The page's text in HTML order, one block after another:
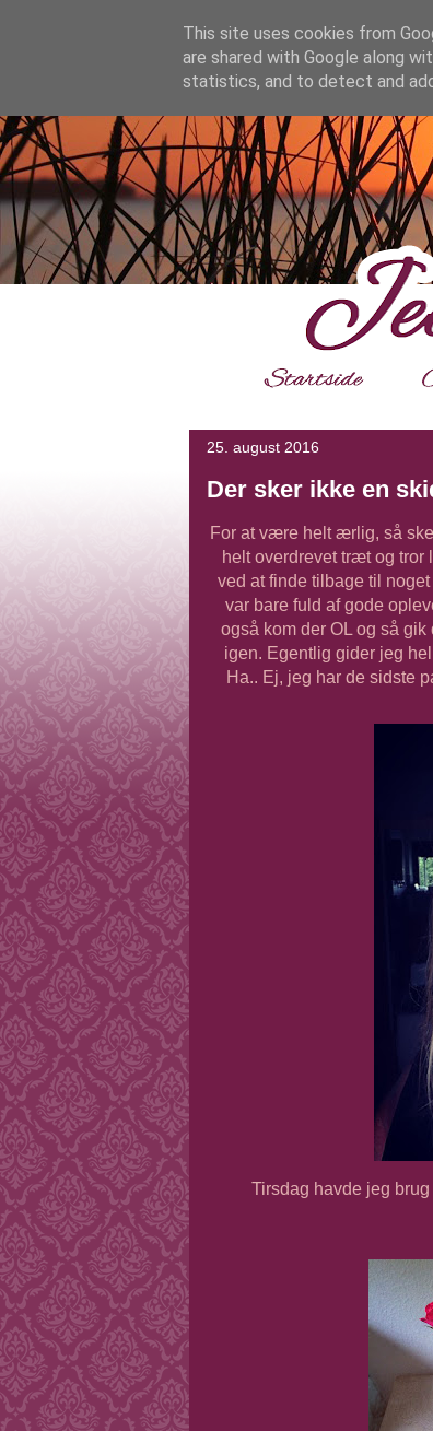
25. august 2016
Der sker ikke en
For at være helt ærlig, så
helt overdrevet træt og tror
ved at finde tilbage til
var bare fuld af gode
også kom der OL og så
igen. Egentlig gider jeg
Ha.. Ej, jeg har de sidste
Tirsdag havde jeg
This site uses cookies from
are shared with Google along
statistics, and to detect and